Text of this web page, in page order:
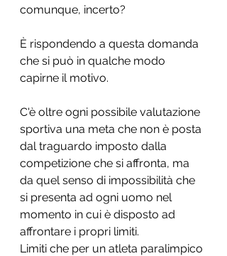
comunque, incerto?
È rispondendo a questa domanda
che si può in qualche modo
capirne il motivo.
C'è oltre ogni possibile valutazione
sportiva una meta che non è posta
dal traguardo imposto dalla
competizione che si affronta, ma
da quel senso di impossibilità che
si presenta ad ogni uomo nel
momento in cui è disposto ad
affrontare i propri limiti.
Limiti che per un atleta paralimpico